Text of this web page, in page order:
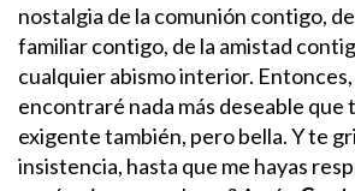
nostalgia de la comunión contigo,
familiar contigo, de la amistad
cualquier abismo interior.
encontraré nada más deseable que
exigente también, pero bella. Y te
insistencia, hasta que me hayas